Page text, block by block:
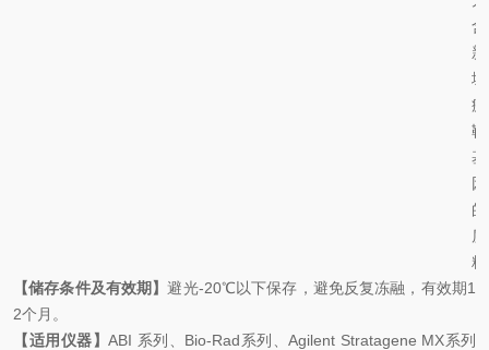
含
新
城
疫
靶
基
因
的
质
粒
【储存条件及有效期】避光-20℃以下保存，避免反复冻融，有效期1
2个月。
【适用仪器】 ABI 系列、 Bio-Rad系列、 Agilent Stratagene MX系列